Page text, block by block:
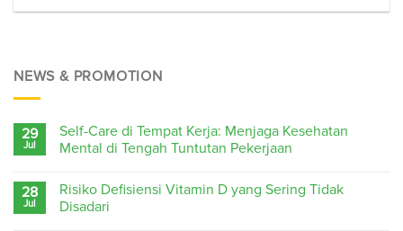
NEWS & PROMOTION
29
Jul
Self-Care di Tempat Kerja: Menjaga Kesehatan
Mental di Tengah Tuntutan Pekerjaan
28
Jul
Risiko Defisiensi Vitamin D yang Sering Tidak
Disadari